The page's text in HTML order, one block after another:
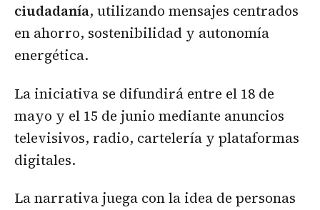
ciudadanía, utilizando mensajes centrados
en ahorro, sostenibilidad y autonomía
energética.
La iniciativa se difundirá entre el 18 de
mayo y el 15 de junio mediante anuncios
televisivos, radio, cartelería y plataformas
digitales.
La narrativa juega con la idea de personas